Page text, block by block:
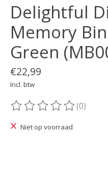
Delightful
Memory
Green
€22,99
Incl. btw
De beoordeling van dit
(0)
Niet op voorraad